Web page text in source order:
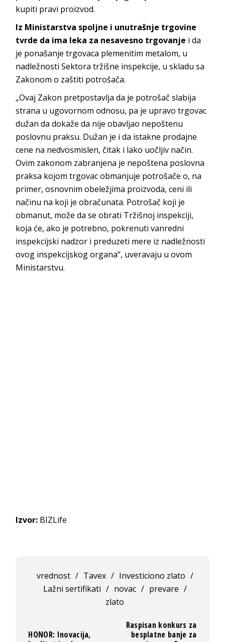
kupiti pravi proizvod.
Iz Ministarstva spoljne i unutrašnje trgovine
tvrde da ima leka za nesavesno trgovanje i da
je ponašanje trgovaca plemenitim metalom, u
nadležnosti Sektora tržišne inspekcije, u skladu sa
Zakonom o zaštiti potrošača.
„Ovaj Zakon pretpostavlja da je potrošač slabija
strana u ugovornom odnosu, pa je upravo trgovac
dužan da dokaže da nije obavljao nepoštenu
poslovnu praksu. Dužan je i da istakne prodajne
cene na nedvosmislen, čitak i lako uočljiv način.
Ovim zakonom zabranjena je nepoštena poslovna
praksa kojom trgovac obmanjuje potrošače o, na
primer, osnovnim obeležjima proizvoda, ceni ili
načinu na koji je obračunata. Potrošač koji je
obmanut, može da se obrati Tržišnoj inspekciji,
koja će, ako je potrebno, pokrenuti vanredni
inspekcijski nadzor i preduzeti mere iz nadležnosti
ovog inspekcijskog organa“, uveravaju u ovom
Ministarstvu.
Izvor: BIZLife
vrednost / Tavex / Investiciono zlato /
Lažni sertifikati / novac / prevare /
zlato
HONOR: Inovacija,
Raspisan konkurs za
besplatne banje za